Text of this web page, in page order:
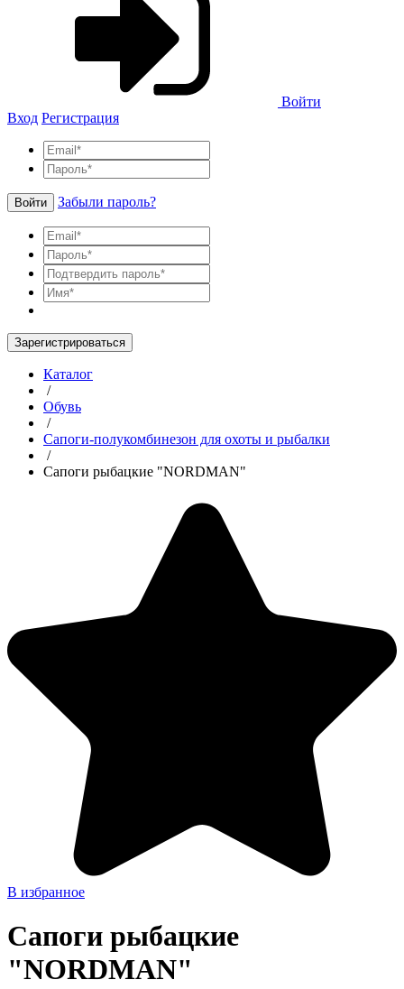
Войти
Вход Регистрация
Войти Забыли пароль?
Зарегистрироваться
Каталог
/
Обувь
/
Сапоги-полукомбинезон для охоты и рыбалки
/
Сапоги рыбацкие "NORDMAN"
В избранное
Сапоги рыбацкие
"NORDMAN"